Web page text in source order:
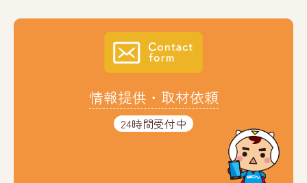
情報提供・取材依頼
24時間受付中